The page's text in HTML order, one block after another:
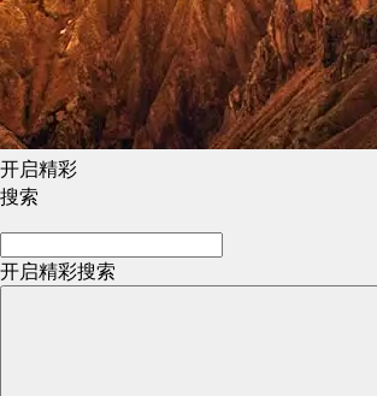
开启精彩
搜索
开启精彩搜索